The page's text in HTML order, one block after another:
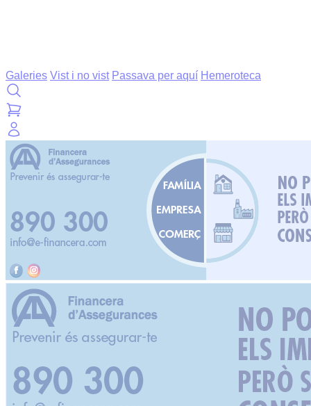
Galeries Vist i no vist Passava per aquí Hemeroteca